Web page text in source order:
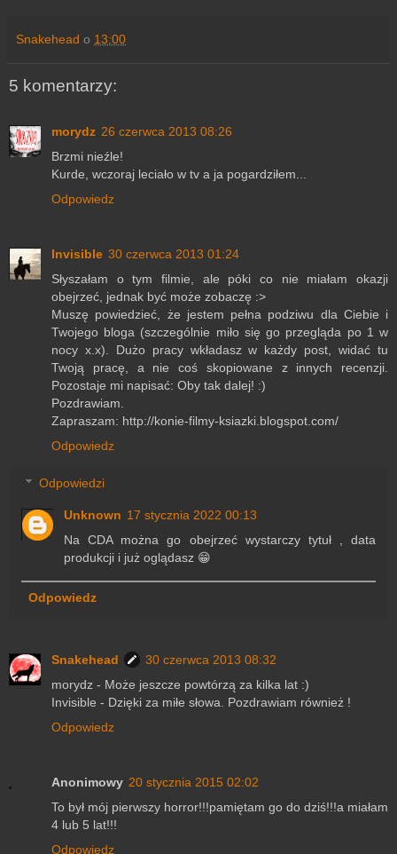
Snakehead o 13:00
5 komentarzy:
morydz 26 czerwca 2013 08:26
Brzmi nieźle!
Kurde, wczoraj leciało w tv a ja pogardziłem...
Odpowiedz
Invisible 30 czerwca 2013 01:24
Słyszałam o tym filmie, ale póki co nie miałam okazji
obejrzeć, jednak być może zobaczę :>
Muszę powiedzieć, że jestem pełna podziwu dla Ciebie i
Twojego bloga (szczególnie miło się go przegląda po 1 w
nocy x.x). Dużo pracy wkładasz w każdy post, widać tu
Twoją pracę, a nie coś skopiowane z innych recenzji.
Pozostaje mi napisać: Oby tak dalej! :)
Pozdrawiam.
Zapraszam: http://konie-filmy-ksiazki.blogspot.com/
Odpowiedz
Odpowiedzi
Unknown 17 stycznia 2022 00:13
Na CDA można go obejrzeć wystarczy tytuł , data
produkcji i już oglądasz 😁
Odpowiedz
Snakehead
30 czerwca 2013 08:32
morydz - Może jeszcze powtórzą za kilka lat :)
Invisible - Dzięki za miłe słowa. Pozdrawiam również !
Odpowiedz
Anonimowy 20 stycznia 2015 02:02
To był mój pierwszy horror!!!pamiętam go do dziś!!!a miałam
4 lub 5 lat!!!
Odpowiedz